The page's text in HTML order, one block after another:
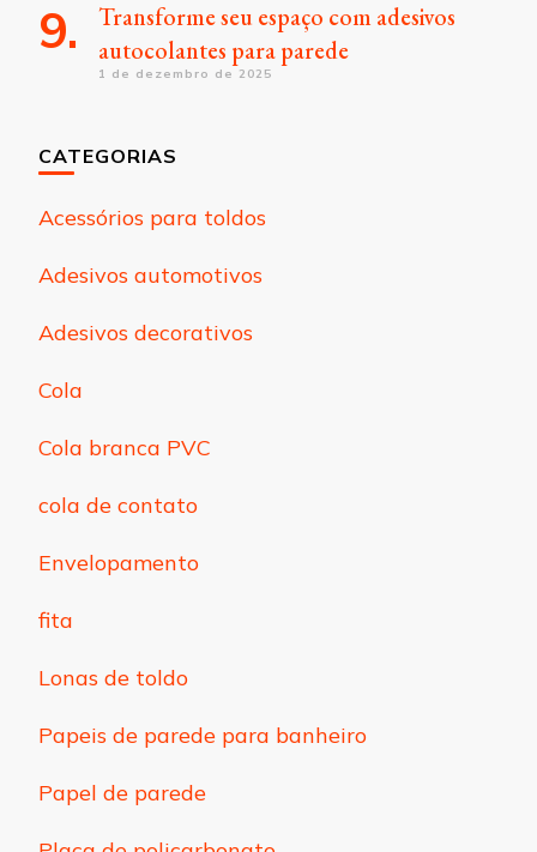
Transforme seu espaço com adesivos
autocolantes para parede
1 de dezembro de 2025
CATEGORIAS
Acessórios para toldos
Adesivos automotivos
Adesivos decorativos
Cola
Cola branca PVC
cola de contato
Envelopamento
fita
Lonas de toldo
Papeis de parede para banheiro
Papel de parede